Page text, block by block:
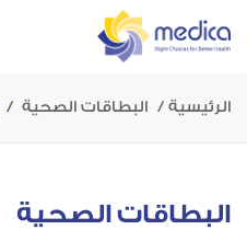
الرئيسية البطاقات الصحية
البطاقات الصحية